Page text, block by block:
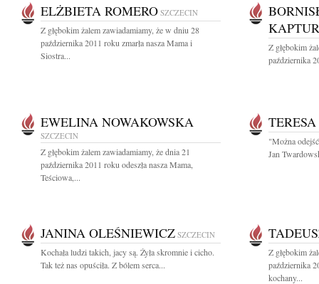
ELŻBIETA ROMERO SZCZECIN
Z głębokim żalem zawiadamiamy, że w dniu 28
października 2011 roku zmarła nasza Mama i
Siostra...
Z głębokim
października
EWELINA NOWAKOWSKA
SZCZECIN
Z głębokim żalem zawiadamiamy, że dnia 21
października 2011 roku odeszła nasza Mama,
Teściowa,...
"Można
Jan
JANINA OLEŚNIEWICZ SZCZECIN
Kochała ludzi takich, jacy są. Żyła skromnie i cicho.
Tak też nas opuściła. Z bólem serca...
Z głębokim
października
kochany...